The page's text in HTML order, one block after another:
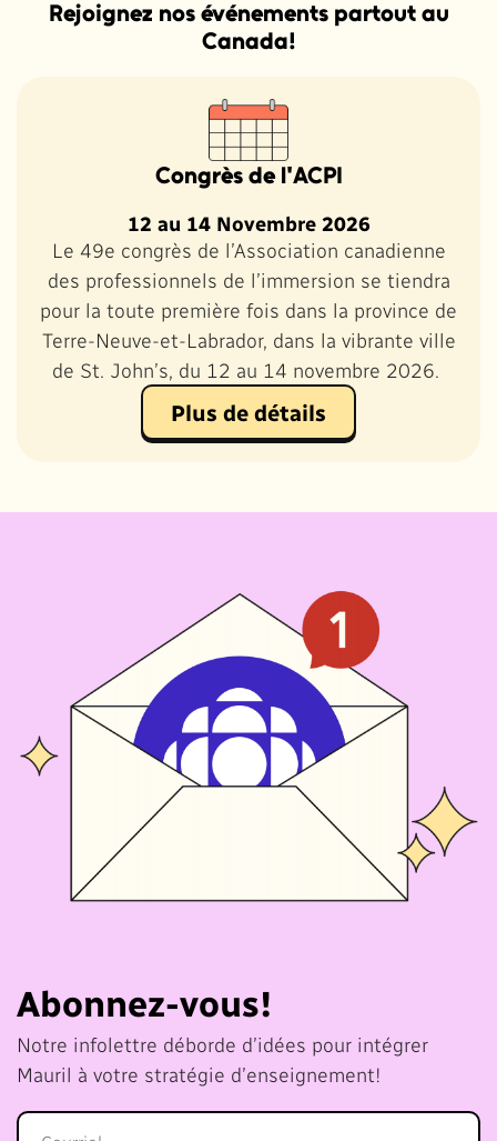
Rejoignez nos événements partout au
Canada!
Congrès de l'ACPI
12 au 14 Novembre 2026
Le 49e congrès de l’Association canadienne
des professionnels de l’immersion se tiendra
pour la toute première fois dans la province de
Terre-Neuve-et-Labrador, dans la vibrante ville
de St. John’s, du 12 au 14 novembre 2026.
Plus de détails
Abonnez-vous!
Notre infolettre déborde d’idées pour intégrer
Mauril à votre stratégie d’enseignement!